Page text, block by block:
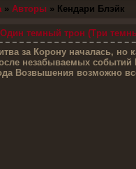
» Авторы » Кендари Блэйк
темный трон (Три
за Корону началась, но
незабываемых событий
Возвышения возможно